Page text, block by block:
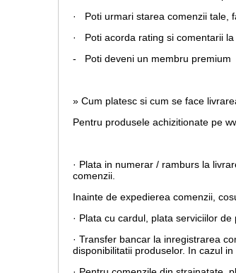
· Poti urmari starea comenzii tale,
· Poti acorda rating si comentarii
- Poti deveni un membru premium
» Cum platesc si cum se face
Pentru produsele achizitionate pe
· Plata in numerar / ramburs la
comenzii.
Inainte de expedierea comenzii,
· Plata cu cardul, plata serviciilor de
· Transfer bancar la inregistrarea
disponibilitatii produselor. In cazul